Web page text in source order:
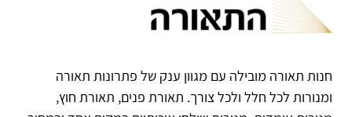
חנות תאורה מובילה עם מגוון ענק של פתרונות תאורה
ומנורות לכל חלל ולכל צורך. תאורת פנים, תאורת חוץ,